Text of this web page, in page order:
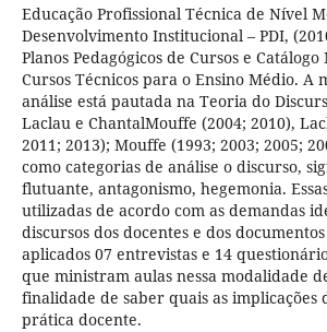
Educação Profissional Técnica de Nível
Desenvolvimento Institucional – PDI,
Planos Pedagógicos de Cursos e
Cursos Técnicos para o Ensino Médio. A
análise está pautada na Teoria do
Laclau e ChantalMouffe (2004; 2010),
2011; 2013); Mouffe (1993; 2003; 2005;
como categorias de análise o discurso,
flutuante, antagonismo, hegemonia.
utilizadas de acordo com as demandas
discursos dos docentes e dos
aplicados 07 entrevistas e 14
que ministram aulas nessa modalidade
finalidade de saber quais as implicações
prática docente.